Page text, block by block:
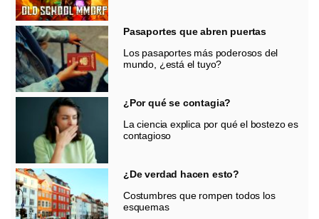
Pasaportes que abren puertas
Los pasaportes más poderosos del
mundo, ¿está el tuyo?
¿Por qué se contagia?
La ciencia explica por qué el bostezo es
contagioso
¿De verdad hacen esto?
Costumbres que rompen todos los
esquemas